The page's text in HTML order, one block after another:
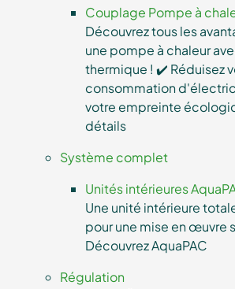
Couplage Pompe à
Découvrez tous les
une pompe à chaleur
thermique ! ✔️ Réduisez
consommation
votre empreinte
détails
Système complet
Unités intérieures
Une unité intérieure
pour une mise en œuvre
Découvrez AquaPAC
Régulation